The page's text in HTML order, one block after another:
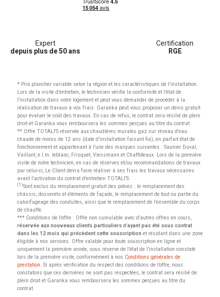
Expert
depuis plus de 50 ans
Certification
RGE
* Prix plancher variable selon la région et les caractéristiques de l’installation.
Lors de la visite d’entretien, le technicien vérifie la conformité et l’état de
l’installation dans votre logement et peut vous demander de procéder à la
réalisation de travaux à vos frais. Garanka peut vous proposer un devis gratuit
pour évaluer le coût des travaux. En cas de refus, le contrat sera résilié de plein
droit et Garanka vous remboursera les sommes perçues au titre du contrat.
** Offre TOTALI'S réservée aux chaudières murales gaz sur réseau d'eau
chaude de moins de 12 ans (date d’installation faisant foi), en parfait état de
fonctionnement et appartenant à l’une des marques suivantes : Saunier Duval,
Vaillant, e.l.m. leblanc, Frisquet, Viessmann et Chaffoteaux. Lors de la première
visite de notre technicien, en cas de réserves et/ou recommandations de travaux
par celui-ci, Le Client devra faire réaliser à ses frais les travaux nécessaires
avant l’activation du contrat d’entretien TOTALI’S.
(1)Sont exclus du remplacement gratuit des pièces : le remplacement des
châssis, dosserets et éléments de façade, le remplacement de tout ou partie du
calorifugeage des conduites, ainsi que le remplacement de l’ensemble du corps
de chauffe.
*** Conditions de l’offre : Offre non cumulable avec d’autres offres en cours,
réservée aux nouveaux clients particuliers n’ayant pas été sous contrat
dans les 12 mois qui précèdent cette souscription et résidant dans une zone
éligible à nos services. Offre valable pour toute souscription en ligne et
uniquement la première année, sous réserve de l’état de l’installation constaté
lors de la première visite, conformément à nos Conditions générales de
prestation. Si après vérification du respect des conditions de l’offre, nous
constatons que ces dernières ne sont pas respectées, le contrat sera résilié de
plein droit et Garanka vous remboursera les sommes perçues au titre du
contrat.